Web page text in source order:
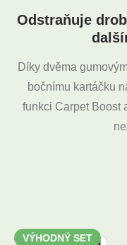
Odstraňuje
Díky dvěma
bočnímu kartáčku
funkci Carpet Boost
VÝHODNÝ SET